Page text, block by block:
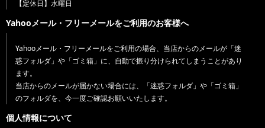
【定休日】水曜日
Yahooメール・フリーメールをご利用のお客様へ
Yahooメール・フリーメールをご利用の場合、当店からのメールが「迷
惑フォルダ」や「ゴミ箱」に、自動で振り分けられてしまうことがあり
ます。
当店からのメールが届かない場合には、「迷惑フォルダ」や「ゴミ箱」
のフォルダを、今一度ご確認お願いいたします。
個人情報について